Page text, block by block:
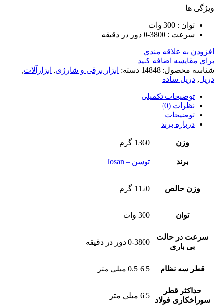
ویژگی ها
توان : 300 وات
سرعت : 3800-0 دور در دقیقه
افزودن به علاقه مندی
برای مقایسه اضافه کنید
شناسه محصول: 14848 دسته: ابزار برقی و شارژی, ابزارآلات,
دریل, دریل ساده
توضیحات تکمیلی
نظرات (0)
توضیحات
درباره برند
وزن 1360 گرم
برند توسن – Tosan
وزن خالص 1120 گرم
توان 300 وات
سرعت در حالت
بی باری
0-3800 دور در دقیقه
قطر سه نظام 0.5-6.5 میلی متر
حداکثر قطر
سوراخکاری فولاد
6.5 میلی متر